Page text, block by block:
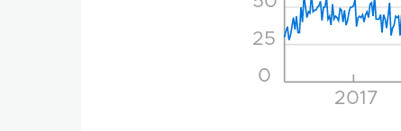
2017
25
0